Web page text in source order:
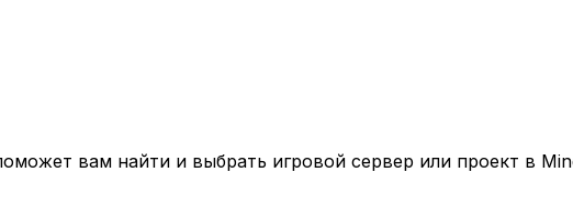
вам найти и выбрать игровой сервер или проект в